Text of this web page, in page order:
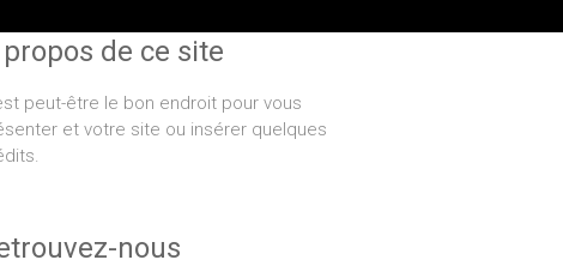
de ce site
peut-être le bon endroit pour vous
et votre site ou insérer quelques
nous